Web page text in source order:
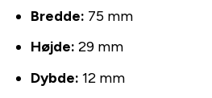
Bredde: 75 mm
Højde: 29 mm
Dybde: 12 mm